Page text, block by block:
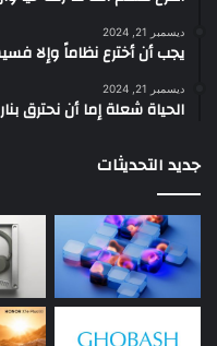
ديسمبر 21, 2024
يجب أن أخترع نظاماً وإلا
ديسمبر 21, 2024
الحياة شعلة إما أن نحترق
جديد التحديثات